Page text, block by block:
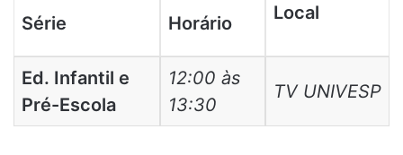
Série Horário Local
Ed. Infantil e
Pré-Escola
12:00 às
13:30
TV UNIVESP